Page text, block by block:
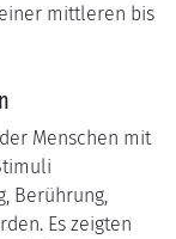
mittleren bis
Menschen mit
Berührung,
Es zeigten